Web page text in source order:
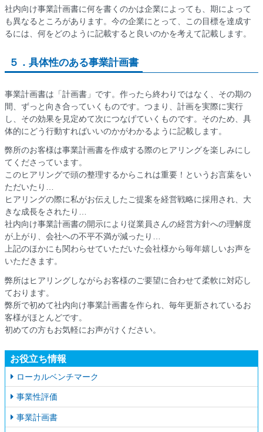
社内向け事業計画書に何を書くのかは企業によっても、期によって
も異なるところがあります。今の企業にとって、この目標を達成す
るには、何をどのように記載すると良いのかを考えて記載します。
５． 具体性のある事業計画書
事業計画書は「計画書」です。作ったら終わりではなく、その期の
間、ずっと向き合っていくものです。つまり、計画を実際に実行
し、その効果を見定めて次につなげていくものです。そのため、具
体的にどう行動すればいいのかがわかるように記載します。
弊所のお客様は事業計画書を作成する際のヒアリングを楽しみにし
てくださっています。
このヒアリングで頭の整理するからこれは重要！というお言葉をい
ただいたり…
ヒアリングの際に私がお伝えしたご提案を経営戦略に採用され、大
きな成長をされたり…
社内向け事業計画書の開示により従業員さんの経営方針への理解度
が上がり、会社への不平不満が減ったり…
上記のほかにも関わらせていただいた会社様から毎年嬉しいお声を
いただきます。
弊所はヒアリングしながらお客様のご要望に合わせて柔軟に対応し
ております。
弊所で初めて社内向け事業計画書を作られ、毎年更新されているお
客様がほとんどです。
初めての方もお気軽にお声がけください。
お役立ち情報
ローカルベンチマーク
事業性評価
事業計画書